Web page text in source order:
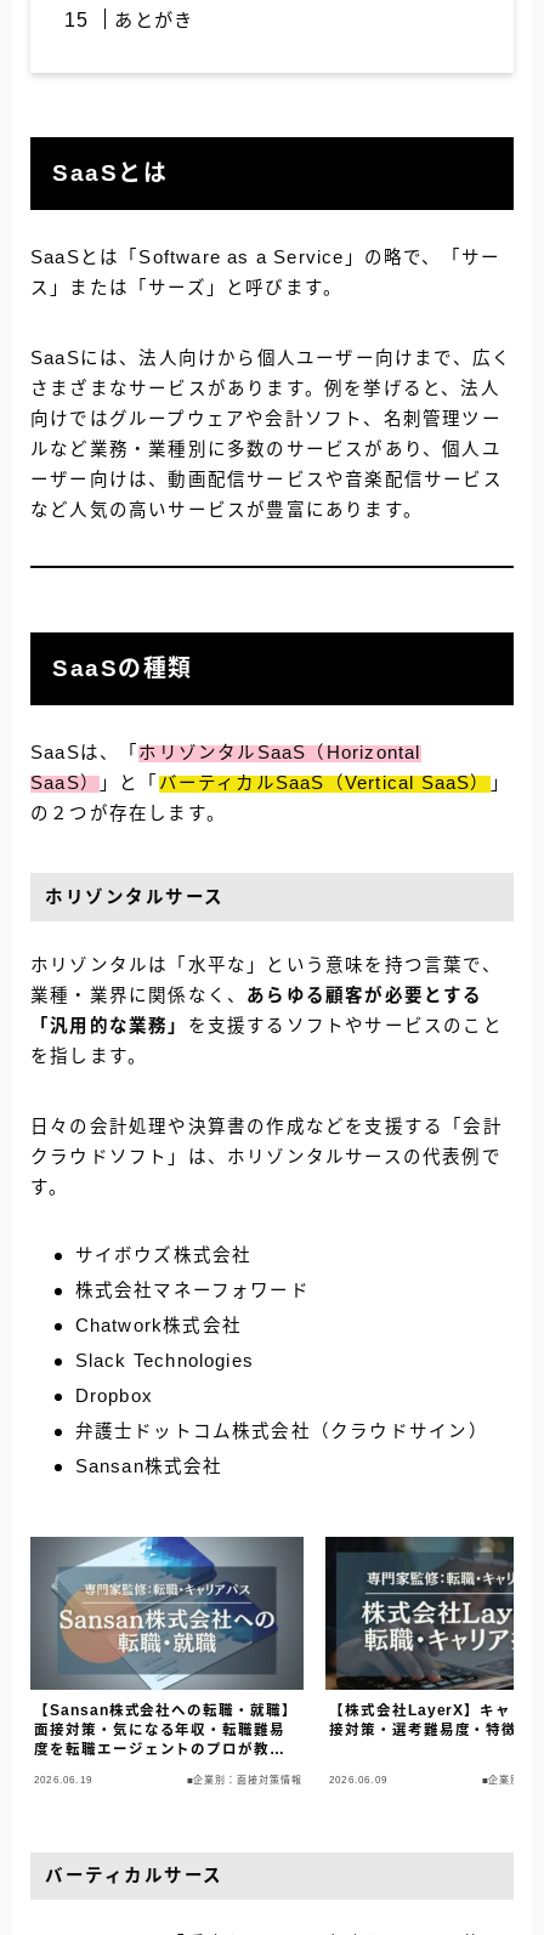
あとがき
SaaSとは
SaaSとは「Software as a Service」の略で、「サー
ス」または「サーズ」と呼びます。
SaaSには、法人向けから個人ユーザー向けまで、広く
さまざまなサービスがあります。例を挙げると、法人
向けではグループウェアや会計ソフト、名刺管理ツー
ルなど業務・業種別に多数のサービスがあり、個人ユ
ーザー向けは、動画配信サービスや音楽配信サービス
など人気の高いサービスが豊富にあります。
SaaSの種類
SaaSは、「 ホリゾンタルSaaS（Horizontal
SaaS）
」と「 バーティカルSaaS（Vertical SaaS）
」
の２つが存在します。
ホリゾンタルサース
ホリゾンタルは「水平な」という意味を持つ言葉で、
業種・業界に関係なく、 あらゆる顧客が必要とする
「汎用的な業務」 を支援するソフトやサービスのこと
を指します。
日々の会計処理や決算書の作成などを支援する「会計
クラウドソフト」は、ホリゾンタルサースの代表例で
す。
サイボウズ株式会社
株式会社マネーフォワード
Chatwork株式会社
Slack Technologies
Dropbox
弁護士ドットコム株式会社（クラウドサイン）
Sansan株式会社
【Sansan株式会社への転職・就職】
面接対策・気になる年収・転職難易
度を転職エージェントのプロが教え
2026.06.19 ■企業別：面接対策情報
【株式会社LayerX】キャリ
接対策・選考難易度・特徴を
2026.06.09 ■企業別：
バーティカルサース